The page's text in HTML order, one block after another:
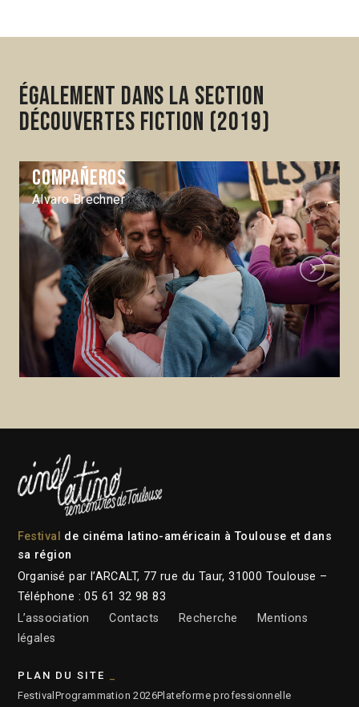
Également dans la section
Découvertes Fiction (2019)
Compañeros
Alvaro Brechner
Next
Festival
de cinéma latino-américain à Toulouse et dans
sa région
Organisé par l’ARCALT, 77 rue du Taur, 31000 Toulouse –
Téléphone : 05 61 32 98 83
L’association
Contacts Recherche
Mentions
légales
PLAN DU SITE
Festival Programmation 2026Plateforme professionnelle